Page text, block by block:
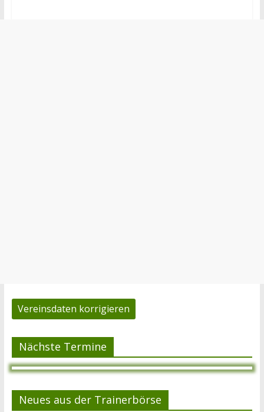
Vereinsdaten korrigieren
Nächste Termine
Neues aus der Trainerbörse